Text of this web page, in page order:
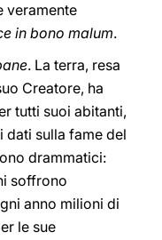
veramente
in bono malum.
. La terra, resa
Creatore, ha
tutti suoi abitanti,
dati sulla fame del
drammatici:
soffrono
anno milioni di
le sue